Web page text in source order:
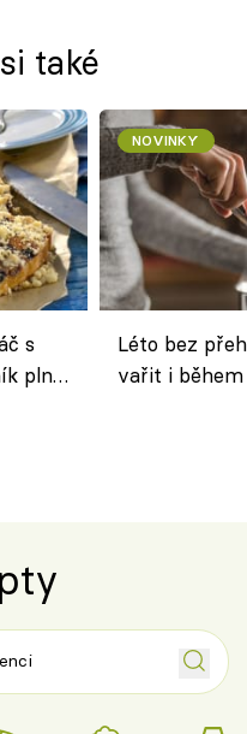
také
s
plný
NOVINKY
Léto bez
vařit i